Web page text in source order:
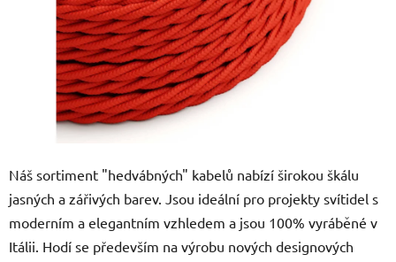
Náš sortiment "hedvábných" kabelů nabízí širokou škálu
jasných a zářivých barev. Jsou ideální pro projekty svítidel s
moderním a elegantním vzhledem a jsou 100% vyráběné v
Itálii. Hodí se především na výrobu nových designových